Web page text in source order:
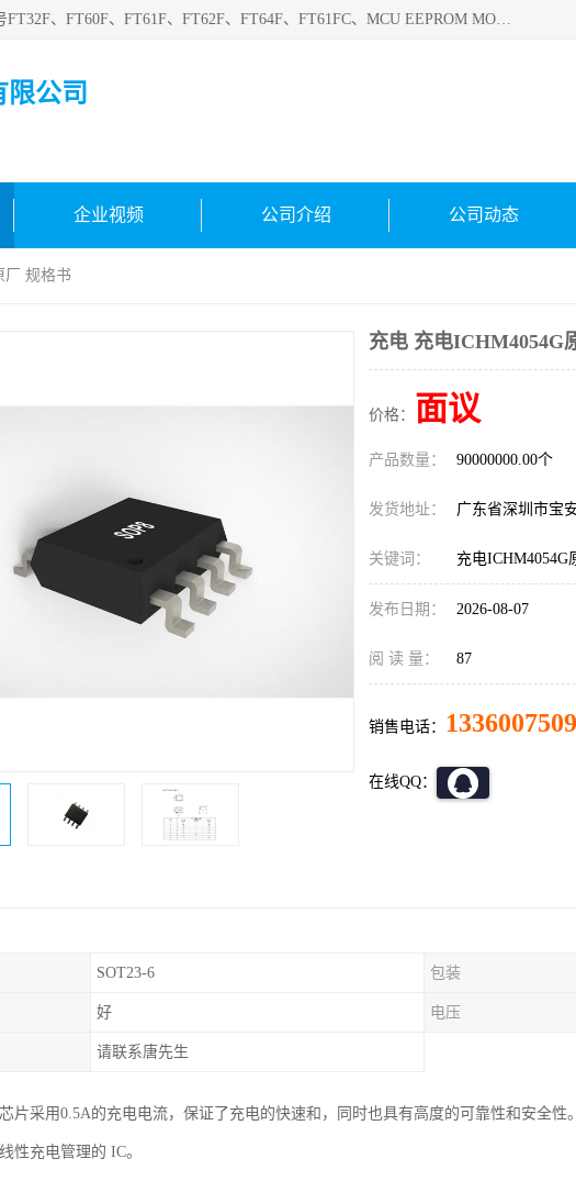
深圳悟芯电子科技有限公司目前主营的电子元器件型号FT32F、FT60F、FT61F、FT62F、FT64F、FT61FC、MCU EEPROM MOS LDO 稳压管 触摸IC DC-DC AC-DC 协议IC等，广泛应用于LED射灯、LED日光灯、等诸多领域。
公司
企业视频 公司介绍 公司动态
厂 规格书
充电 充电ICHM4054G
价格： 面议
产品数量： 90000000.00个
发货地址： 广东省深圳市宝
关键词： 充电ICHM4054G
发布日期： 2026-08-07
阅 读 量： 87
销售电话：
在线QQ：
SOT23-6 包装
好 电压
请联系唐先生
片采用0.5A的充电电流，保证了充电的快速和，同时也具有高度的可靠性和安全性
性充电管理的 IC。